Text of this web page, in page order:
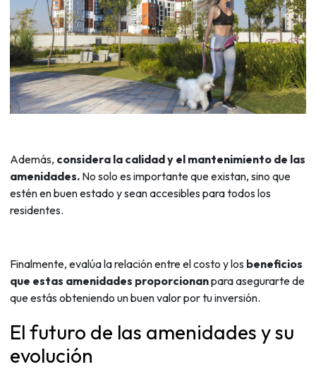
Además, considera la calidad y el mantenimiento de las
amenidades. No solo es importante que existan, sino que
estén en buen estado y sean accesibles para todos los
residentes.
Finalmente, evalúa la relación entre el costo y los beneficios
que estas amenidades proporcionanpara asegurarte de
que estás obteniendo un buen valor por tu inversión.
El futuro de las amenidades y su
evolución